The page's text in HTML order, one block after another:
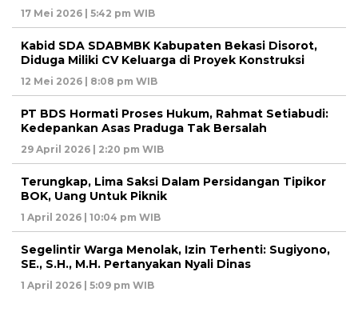
17 Mei 2026 | 5:42 pm WIB
Kabid SDA SDABMBK Kabupaten Bekasi Disorot,
Diduga Miliki CV Keluarga di Proyek Konstruksi
12 Mei 2026 | 8:08 pm WIB
PT BDS Hormati Proses Hukum, Rahmat Setiabudi:
Kedepankan Asas Praduga Tak Bersalah
29 April 2026 | 2:20 pm WIB
Terungkap, Lima Saksi Dalam Persidangan Tipikor
BOK, Uang Untuk Piknik
1 April 2026 | 10:04 pm WIB
Segelintir Warga Menolak, Izin Terhenti: Sugiyono,
SE., S.H., M.H. Pertanyakan Nyali Dinas
1 April 2026 | 5:09 pm WIB